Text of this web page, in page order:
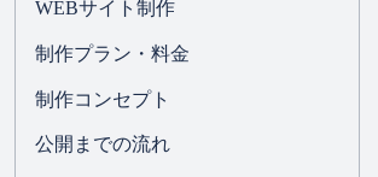
WEBサイト制作
制作プラン・料金
制作コンセプト
公開までの流れ